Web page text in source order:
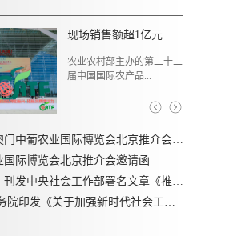
稳中有进、稳中向好！2025年我国农业农村经济运行基本情况→
1月22日，国务院新闻办公
室举行新闻发布...
2026第二届澳门中葡农业国际博览会北京推介会圆满召开
国际博览会北京推介会邀请函
《人民日报》刊发中央社会工作部署名文章《推动新时代社会工作高质量发展 坚定不移走中国特色社会主义社会治理之路》
中共中央 国务院印发《关于加强新时代社会工作的意见》